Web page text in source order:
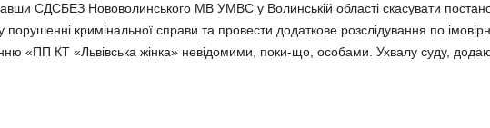
СДСБЕЗ Нововолинського МВ УМВС у Волинській області скасувати
порушенні кримінальної справи та провести додаткове розслідування по
«ПП КТ «Львівська жінка» невідомими, поки-що, особами. Ухвалу суду,